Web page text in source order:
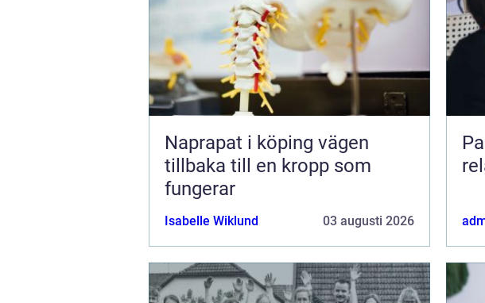
Naprapat i köping vägen
tillbaka till en kropp som
fungerar
Isabelle Wiklund 03 augusti 2026